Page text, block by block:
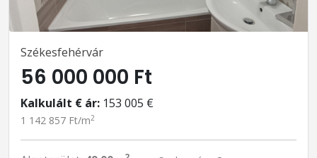
Székesfehérvár
56 000 000 Ft
Kalkulált € ár: 153 005 €
1 142 857 Ft/m2